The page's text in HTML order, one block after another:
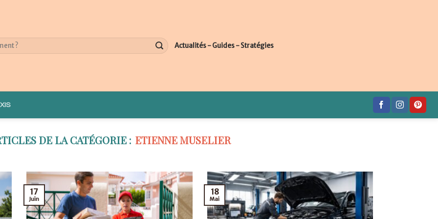
Actualités - Guides - Stratégies
ETIENNE MUSELIER
17
Juin
18
Mai